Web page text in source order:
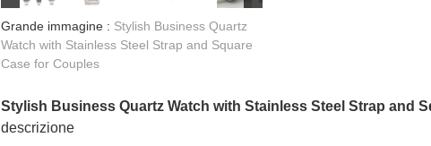
Grande immagine : Stylish Business Quartz
Watch with Stainless Steel Strap and Square
Case for Couples
Stylish Business Quartz Watch with Stainless Steel Strap and
descrizione